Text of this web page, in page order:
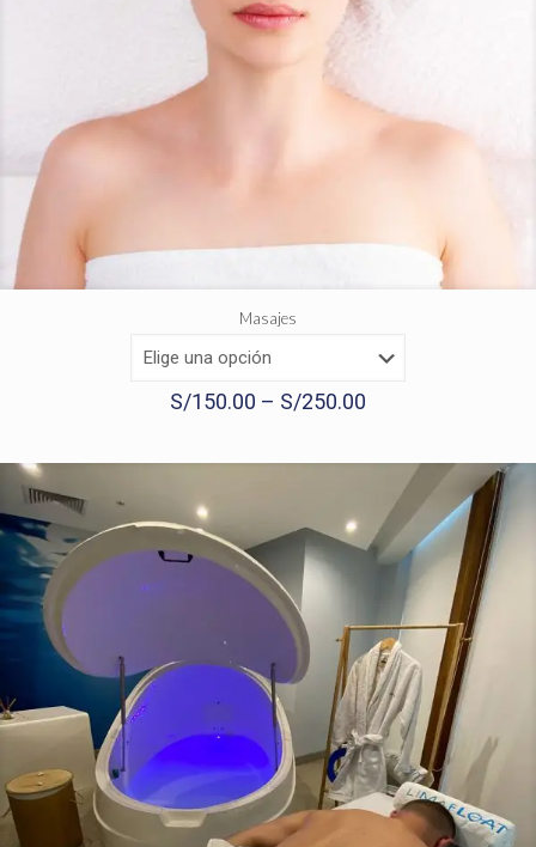
Masajes
S/150.00 – S/250.00